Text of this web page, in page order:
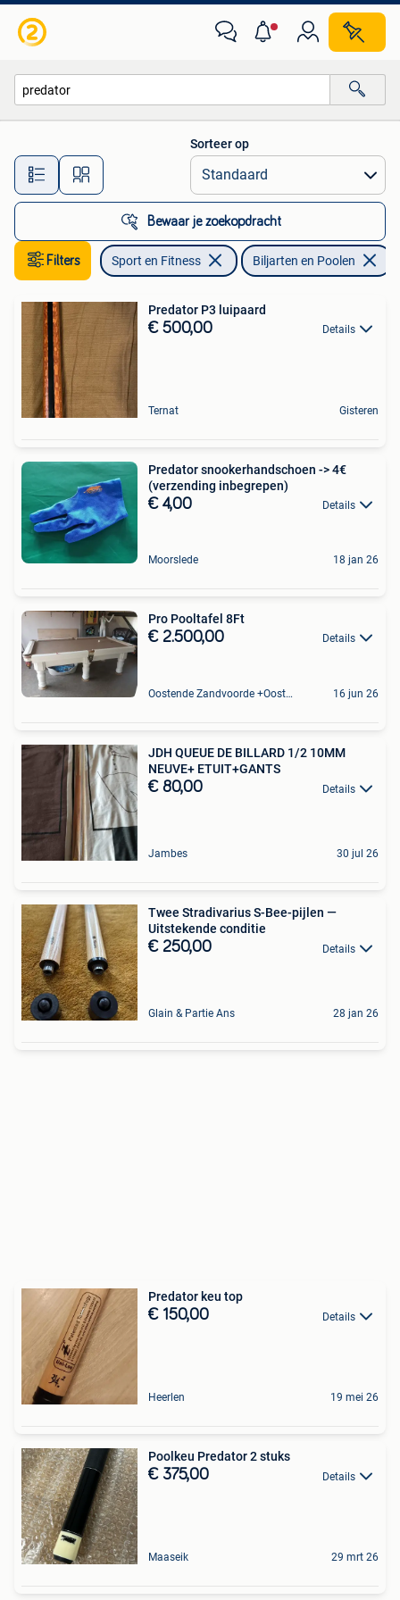
Alle afstanden…
Sorteer op
Bewaar je zoekopdracht
Filters Sport en Fitness Biljarten en Poolen
Predator P3 luipaard
€ 500,00 Details
Ternat Gisteren
Predator snookerhandschoen -> 4€
(verzending inbegrepen)
€ 4,00 Details
Moorslede 18 jan 26
Pro Pooltafel 8Ft
€ 2.500,00 Details
Oostende Zandvoorde +Oostende 16 jun 26
JDH QUEUE DE BILLARD 1/2 10MM
NEUVE+ ETUIT+GANTS
€ 80,00 Details
Jambes 30 jul 26
Twee Stradivarius S-Bee-pijlen —
Uitstekende conditie
€ 250,00 Details
Glain & Partie Ans 28 jan 26
Predator keu top
€ 150,00 Details
Heerlen 19 mei 26
Poolkeu Predator 2 stuks
€ 375,00 Details
Maaseik 29 mrt 26